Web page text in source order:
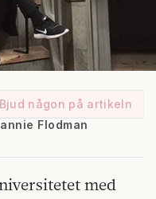
Bjud någon på artikeln
Flodman
med